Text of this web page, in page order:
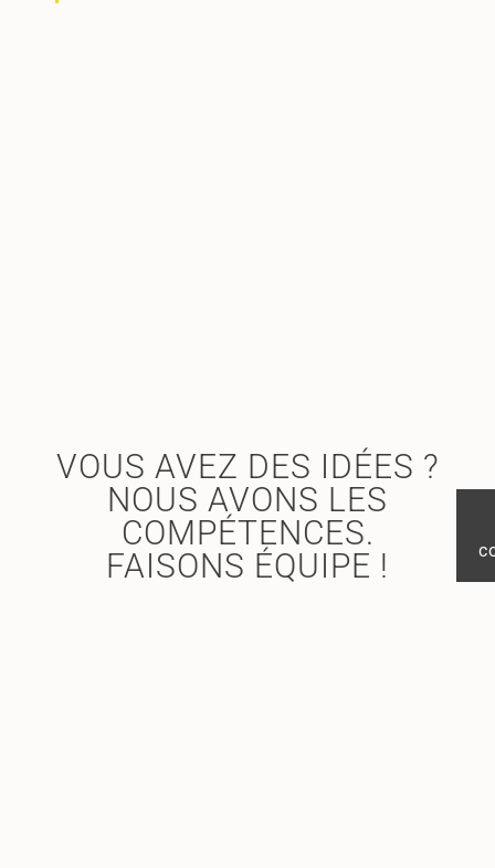
VOUS AVEZ DES IDÉES ?
NOUS AVONS LES
COMPÉTENCES.
FAISONS ÉQUIPE !